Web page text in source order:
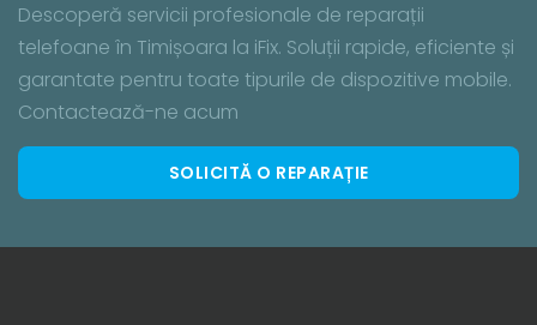
Descoperă servicii profesionale de reparații
telefoane în Timișoara la iFix. Soluții rapide, eficiente și
garantate pentru toate tipurile de dispozitive mobile.
Contactează-ne acum
SOLICITĂ O REPARAȚIE